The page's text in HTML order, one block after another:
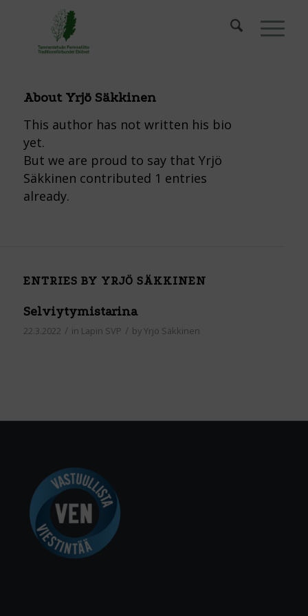
About Yrjö Säkkinen
This author has not written his bio
yet.
But we are proud to say that Yrjö
Säkkinen contributed 1 entries
already.
ENTRIES BY YRJÖ SÄKKINEN
Selviytymistarina
22.3.2022 / in Lapin SVP / byYrjö Säkkinen